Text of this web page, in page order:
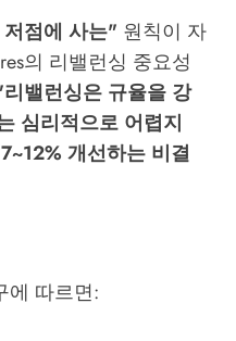
점에 사는" 원칙이 자
의 리밸런싱 중요성
밸런싱은 규율을 강
심리적으로 어렵지
개선하는 비결
에 따르면: